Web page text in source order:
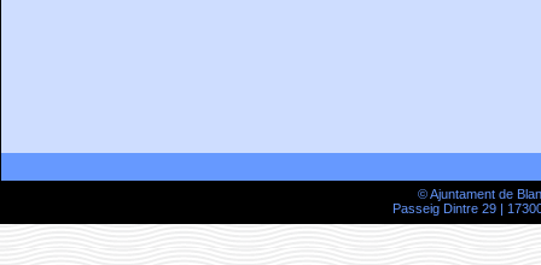
© Ajuntament de
Passeig Dintre 29 |